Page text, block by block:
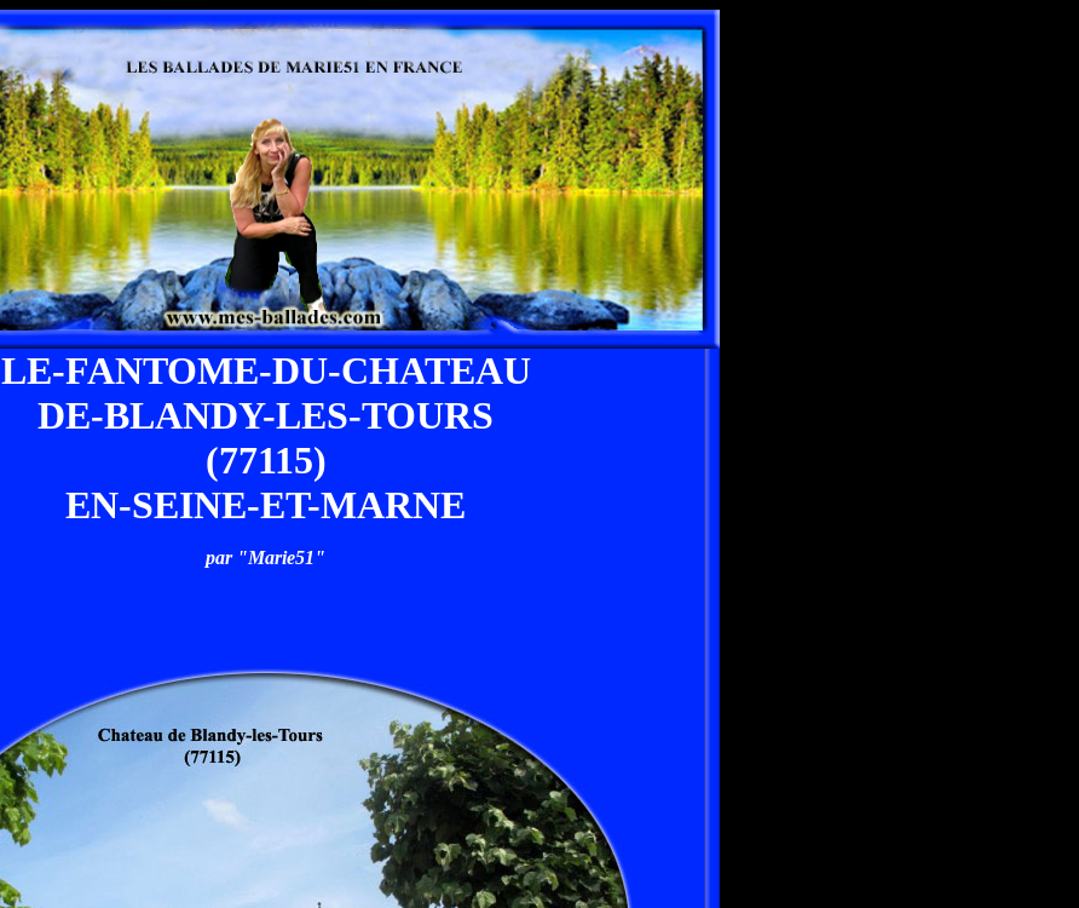
LE-FANTOME-DU-CHATEAU
DE-BLANDY-LES-TOURS
(77115)
EN-SEINE-ET-MARNE
par "Marie51"